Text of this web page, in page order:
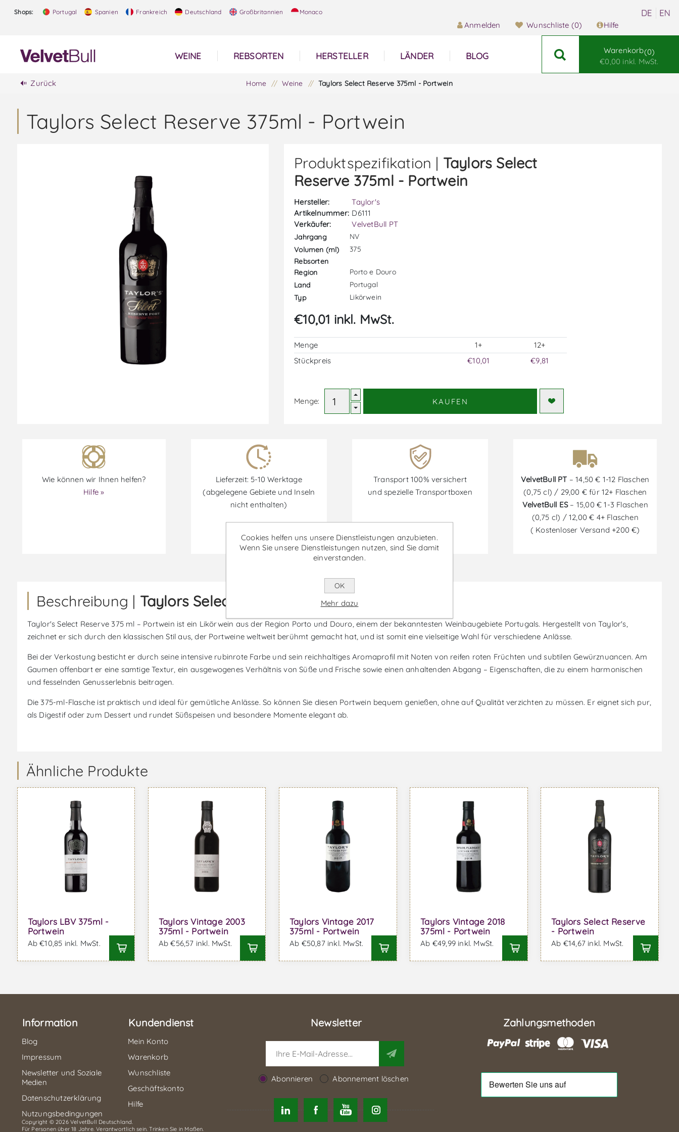
Shops: Portugal Spanien Frankreich Deutschland Großbritannien Monaco
Anmelden Wunschliste (0) Hilfe
WEINE REBSORTEN HERSTELLER LÄNDER BLOG
Warenkorb 0
€0,00 inkl. MwSt.
Zurück Home / Weine / Taylors Select Reserve 375ml - Portwein
Taylors Select Reserve 375ml - Portwein
Produktspezifikation | Taylors Select
Reserve 375ml - Portwein
Hersteller:
Taylor's
Artikelnummer: D6111
Verkäufer:
VelvetBull PT
Jahrgang
NV
Volumen (ml)
375
Rebsorten
Region
Porto e Douro
Land
Portugal
Typ
Likörwein
€10,01 inkl. MwSt.
Menge 1+
12+
Stückpreis
€10,01 €9,81
Menge: KAUFEN
Wie können wir Ihnen helfen?
Hilfe »
Lieferzeit: 5-10 Werktage
(abgelegene Gebiete und Inseln
nicht enthalten)
Transport 100% versichert
und spezielle Transportboxen
VelvetBull PT – 14,50 € 1-12 Flaschen
(0,75 cl) / 29,00 € für 12+ Flaschen
VelvetBull ES– 15,00 € 1-3 Flaschen
(0,75 cl) / 12,00 € 4+ Flaschen
( Kostenloser Versand +200 €)
Rabatte sind vom 30/06/2026 bis zum 30/09/2026 verfügbar.
Beschreibung | Taylors Select Reserve 375ml - Portwein
Taylor's Select Reserve 375 ml – Portwein ist ein Likörwein aus der Region Porto und Douro, einem der bekanntesten Weinbaugebiete Portugals. Hergestellt von Taylor's,
zeichnet er sich durch den klassischen Stil aus, der Portweine weltweit berühmt gemacht hat, und ist somit eine vielseitige Wahl für verschiedene Anlässe.
Bei der Verkostung besticht er durch seine intensive rubinrote Farbe und sein reichhaltiges Aromaprofil mit Noten von reifen roten Früchten und subtilen Gewürznuancen. Am
Gaumen offenbart er eine samtige Textur, ein ausgewogenes Verhältnis von Süße und Frische sowie einen anhaltenden Abgang – Eigenschaften, die zu einem harmonischen
und fesselnden Genusserlebnis beitragen.
Die 375-ml-Flasche ist praktisch und ideal für gemütliche Anlässe. So können Sie diesen Portwein bequem genießen, ohne auf Qualität verzichten zu müssen. Er eignet sich pur,
als Digestif oder zum Dessert und rundet Süßspeisen und besondere Momente elegant ab.
Ähnliche Produkte
Taylors LBV 375ml -
Portwein
Ab €10,85 inkl. MwSt.
Taylors Vintage 2003
375ml - Portwein
Ab €56,57 inkl. MwSt.
Taylors Vintage 2017
375ml - Portwein
Ab €50,87 inkl. MwSt.
Taylors Vintage 2018
375ml - Portwein
Ab €49,99 inkl. MwSt.
Taylors Select Reserve
- Portwein
Ab €14,67 inkl. MwSt.
Information
Blog
Impressum
Newsletter und Soziale
Medien
Datenschutzerklärung
Nutzungsbedingungen
Kundendienst
Mein Konto
Warenkorb
Wunschliste
Geschäftskonto
Hilfe
Newsletter
Abonnieren Abonnement löschen
Zahlungsmethoden
Copyright © 2026 VelvetBull Deutschland.
Für Personen über 18 Jahre. Verantwortlich sein. Trinken Sie in Maßen.
Cookies helfen uns unsere Dienstleistungen anzubieten.
Wenn Sie unsere Dienstleistungen nutzen, sind Sie damit
einverstanden.
OK
Mehr dazu